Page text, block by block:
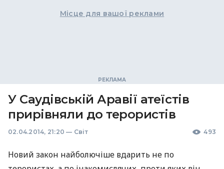
Місце для вашої реклами
У Саудівській Аравії атеїстів
прирівняли до терористів
02.04.2014, 21:20 — Світ 493
Новий закон найболючіше вдарить не по